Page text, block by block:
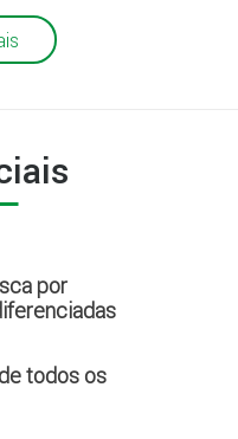
por
todos os